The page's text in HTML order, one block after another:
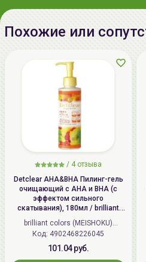
скатывания, а также
участки кожи вокруг глаз и
комплексно косметические
Похожие или
/ 4 отзыва
Detclear AHA&BHA Пилинг-гель
очищающий с AHA и BHA (с
эффектом сильного
скатывания), 180мл / brilliant
colors (MEISHOKU) Detclear
Bright&Peel AHA&BHA Fruits
Peeling Jelly
brilliant colors (MEISHOKU)
(Япония)
Код: 4902468226045
101.04 руб.